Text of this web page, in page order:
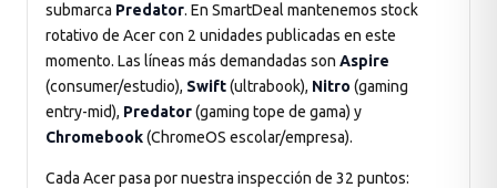
submarca Predator. En SmartDeal mantenemos stock
rotativo de Acer con 2 unidades publicadas en este
momento. Las líneas más demandadas son Aspire
(consumer/estudio), Swift(ultrabook), Nitro (gaming
entry-mid), Predator(gaming tope de gama) y
Chromebook(ChromeOS escolar/empresa).
Cada Acer pasa por nuestra inspección de 32 puntos: